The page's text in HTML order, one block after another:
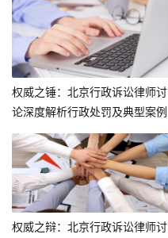
权威之锤：北京行政诉讼律师讨
论深度解析行政处罚及典型案例
权威之辩：北京行政诉讼律师讨